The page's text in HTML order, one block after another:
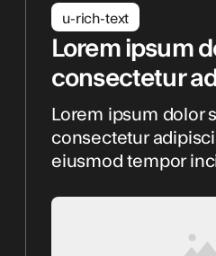
u-rich-text
Lorem ipsum
consectetur
Lorem ipsum dolor
consectetur
eiusmod tempor